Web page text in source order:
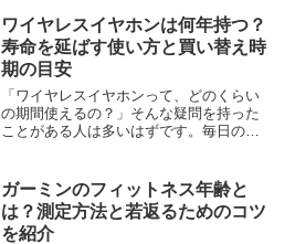
です。でも、いざ購入してみると「どう
やってセットアップす...
ワイヤレスイヤホンは何年持つ？
寿命を延ばす使い方と買い替え時
期の目安
「ワイヤレスイヤホンって、どのくらい
の期間使えるの？」そんな疑問を持った
ことがある人は多いはずです。毎日のよ
ツは気になりますよね。この記事では、
ワイヤレスイヤホンの寿命...
ガーミンのフィットネス年齢と
は？測定方法と若返るためのコツ
を紹介